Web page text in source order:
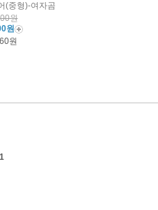
(중형)-여자곰
원
원
원
1